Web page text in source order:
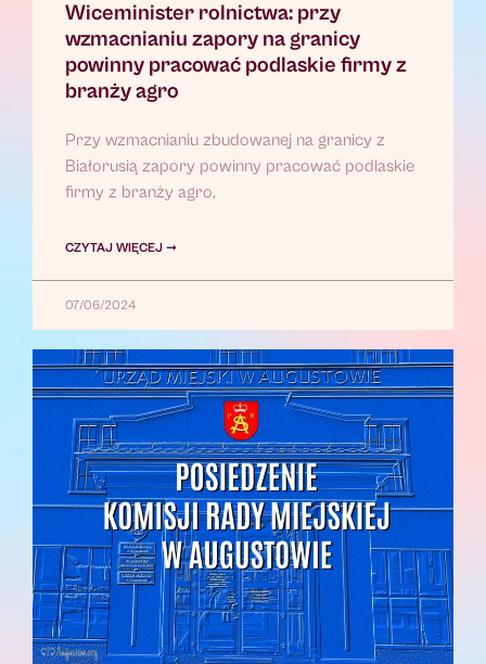
Wiceminister rolnictwa: przy
wzmacnianiu zapory na granicy
powinny pracować podlaskie firmy z
branży agro
Przy wzmacnianiu zbudowanej na granicy z
Białorusią zapory powinny pracować podlaskie
firmy z branży agro,
CZYTAJ WIĘCEJ ➞
07/06/2024